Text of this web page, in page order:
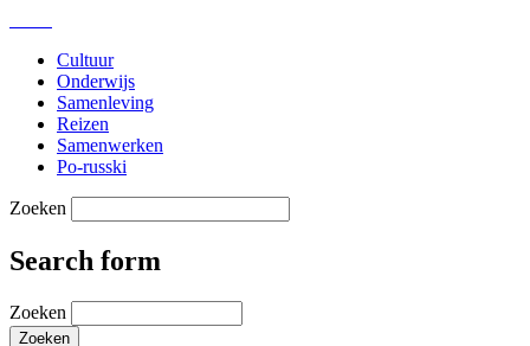
Cultuur
Onderwijs
Samenleving
Reizen
Samenwerken
Po-russki
Zoeken
Search form
Zoeken